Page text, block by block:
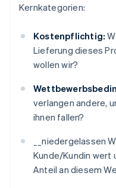
Kernkategorien:
Kostenpflichtig:
Lieferung dieses
wollen wir?
verlangen andere,
ihnen fallen?
__niedergelassen
Kunde/Kundin wert
Anteil an diesem